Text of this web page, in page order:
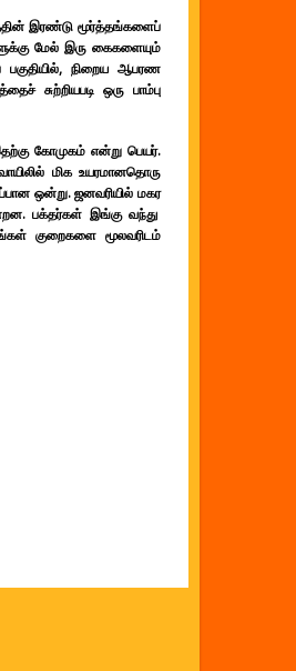
இரண்டு மூர்த்தங்களைப்
மேல் இரு கைகளையும்
பகுதியில், நிறைய ஆபரண
சுற்றியபடி ஒரு பாம்பு
கோமுகம் என்று பெயர்.
மிக உயரமானதொரு
ஒன்று. ஜனவரியில் மகர
பக்தர்கள் இங்கு வந்து
குறைகளை மூலவரிடம்